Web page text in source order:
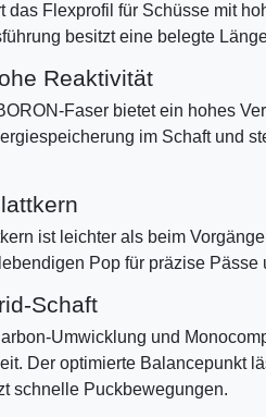
das Flexprofil für Schüsse mit
besitzt eine belegte
Reaktivität
Faser bietet ein hohes
im Schaft und
ist leichter als beim
Pop für präzise Pässe
Schaft
Umwicklung und
Der optimierte Balancepunkt
schnelle Puckbewegungen.